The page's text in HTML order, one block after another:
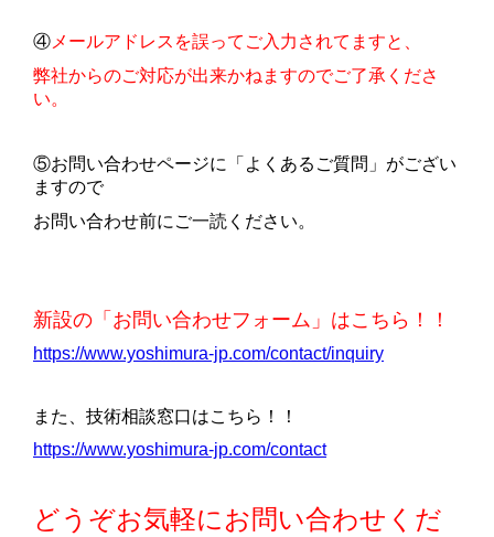
④ メールアドレスを誤ってご入力されてますと、
弊社からのご対応が出来かねますのでご了承くださ
い。
⑤お問い合わせページに「よくあるご質問」がござい
ますので
お問い合わせ前にご一読ください。
新設の「お問い合わせフォーム」はこちら！！
https://www.yoshimura-jp.com/contact/inquiry
また、技術相談窓口はこちら！！
https://www.yoshimura-jp.com/contact
どうぞお気軽にお問い合わせくだ